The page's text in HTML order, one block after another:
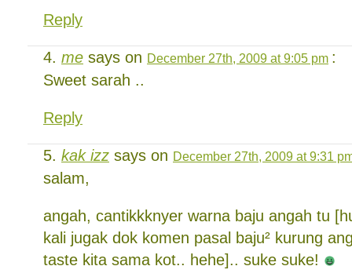
Reply
me says on December 27th, 2009 at 9:05 pm :
Sweet sarah ..
Reply
kak izz says on December 27th, 2009 at 9:31
salam,
angah, cantikkknyer warna baju angah tu
kali jugak dok komen pasal baju² kurung
taste kita sama kot.. hehe].. suke suke!